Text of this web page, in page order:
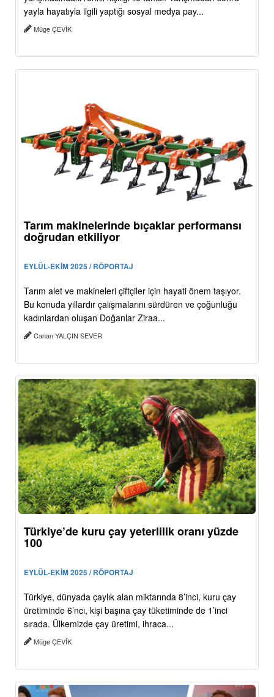
yayla hayatıyla ilgili yaptığı sosyal medya pay...
Müge ÇEVİK
Tarım makinelerinde bıçaklar performansı
doğrudan etkiliyor
EYLÜL-EKİM 2025 / RÖPORTAJ
Tarım alet ve makineleri çiftçiler için hayati önem taşıyor.
Bu konuda yıllardır çalışmalarını sürdüren ve çoğunluğu
kadınlardan oluşan Doğanlar Ziraa...
Canan YALÇIN SEVER
Türkiye’de kuru çay yeterlilik oranı yüzde
100
EYLÜL-EKİM 2025 / RÖPORTAJ
Türkiye, dünyada çaylık alan miktarında 8’inci, kuru çay
üretiminde 6’ncı, kişi başına çay tüketiminde de 1’inci
sırada. Ülkemizde çay üretimi, ihraca...
Müge ÇEVİK